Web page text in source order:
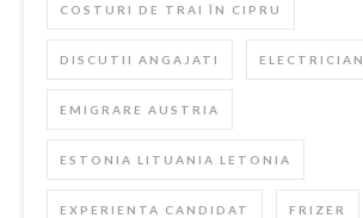
COSTURI DE TRAI ÎN CIPRU
DISCUTII ANGAJATI ELECTRICIAN
EMIGRARE AUSTRIA
ESTONIA LITUANIA LETONIA
EXPERIENTA CANDIDAT FRIZER